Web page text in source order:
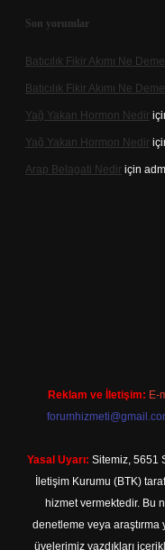
Son yorumlar
Batıcılık Fikir Akımı Ne
Batıcılık Fikir Akımı Ne
Yağ Yakan Hormon Nedir
Yağ Yakan Hormon Nedir
Arap Belagati Nedir için
Reklam ve İletişim: E-
Yasal Uyarı: Sitemiz, 5651
İletişim Kurumu (BTK)
hizmet vermektedir. Bu
denetleme veya araştırma
üyelerimiz yazdıkları